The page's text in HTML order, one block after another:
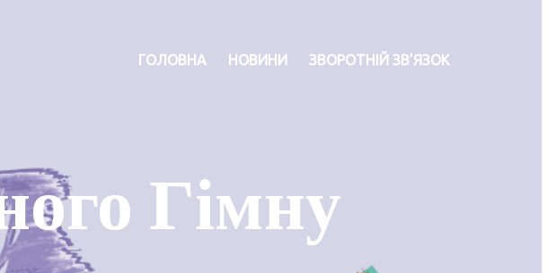
ГОЛОВНА НОВИНИ ЗВОРОТНІЙ ЗВ’ЯЗОК
Гімну